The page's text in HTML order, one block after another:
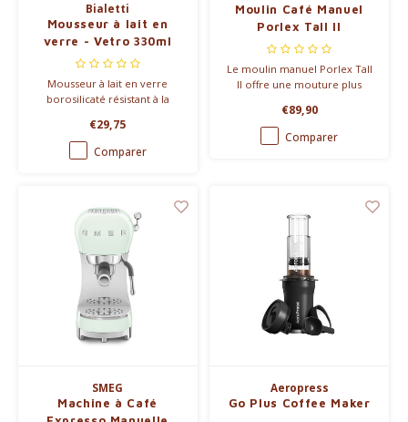
Bialetti
Mousseur à lait en
verre - Vetro 330ml
Mousseur à lait en verre
borosilicaté résistant à la
inoxydable, pouvant être mis
au micro-ondes.
€29,75
Comparer
Moulin Café Manuel
Porlex Tall II
Le moulin manuel Porlex Tall
II offre une mouture plus
homogène grâce à des
meules céramiques
améliorées et un corps en
€89,90
Comparer
SMEG
Machine à Café
Aeropress
Go Plus Coffee Maker